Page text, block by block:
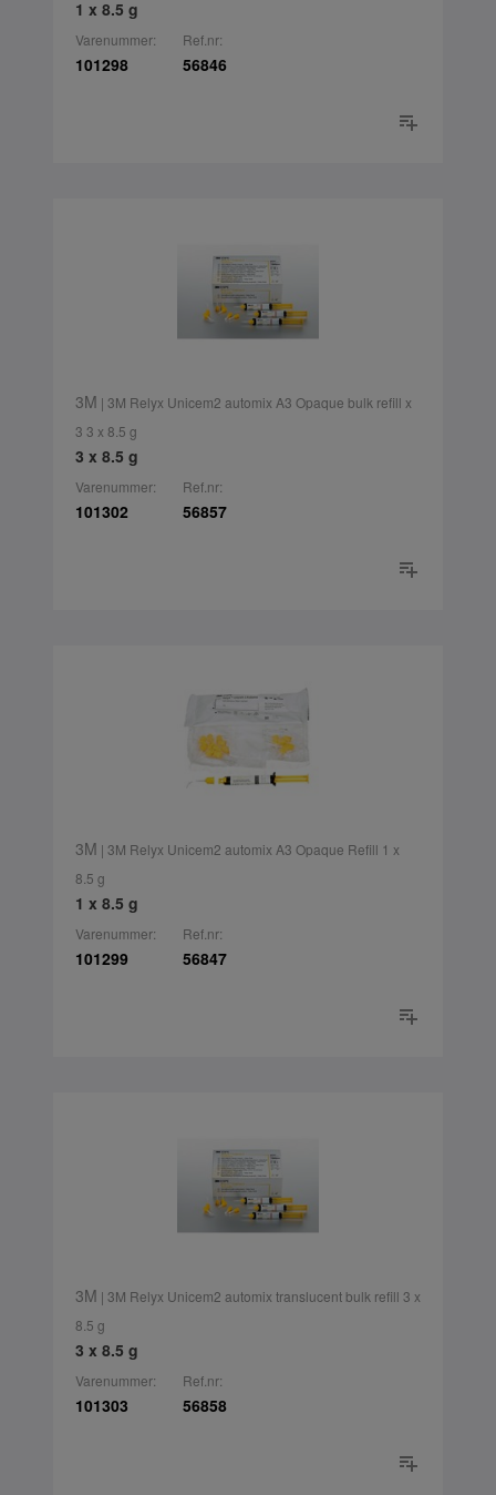
1 x 8.5 g
Varenummer:
101298
Ref.nr:
56846
3M | 3M Relyx Unicem2 automix A3 Opaque bulk refill x
3 3 x 8.5 g
3 x 8.5 g
Varenummer:
101302
Ref.nr:
56857
3M | 3M Relyx Unicem2 automix A3 Opaque Refill 1 x
8.5 g
1 x 8.5 g
Varenummer:
101299
Ref.nr:
56847
3M | 3M Relyx Unicem2 automix translucent bulk refill 3 x
8.5 g
3 x 8.5 g
Varenummer:
101303
Ref.nr:
56858